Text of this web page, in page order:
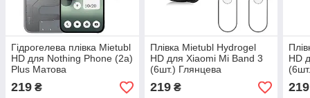
Гідрогелева плівка Mietubl
HD для Nothing Phone (2a)
Plus Матова
219 ₴
Плівка Mietubl Hydrogel
HD для Xiaomi Mi Band 3
(6шт.) Глянцева
219₴
HD
219